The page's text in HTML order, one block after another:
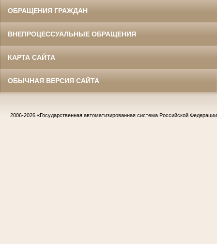
ОБРАЩЕНИЯ ГРАЖДАН
ВНЕПРОЦЕССУАЛЬНЫЕ ОБРАЩЕНИЯ
КАРТА САЙТА
ОБЫЧНАЯ ВЕРСИЯ САЙТА
2006-2026 «Государственная автоматизированная система Российской